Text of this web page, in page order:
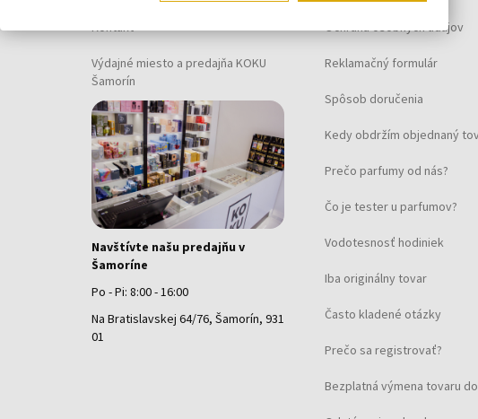
Kontakt
Výdajné miesto a predajňa KOKU
Šamorín
Navštívte našu predajňu v
Šamoríne
Po - Pi: 8:00 - 16:00
Na Bratislavskej 64/76, Šamorín, 931
01
Ochrana osobných údajov
Reklamačný formulár
Spôsob doručenia
Kedy obdržím objednaný
Prečo parfumy od nás?
Čo je tester u parfumov?
Vodotesnosť hodiniek
Iba originálny tovar
Často kladené otázky
Prečo sa registrovať?
Bezplatná výmena tovaru